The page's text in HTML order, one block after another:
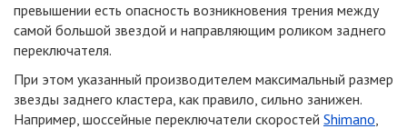
превышении есть опасность возникновения трения между
самой большой звездой и направляющим роликом заднего
переключателя.
При этом указанный производителем максимальный размер
звезды заднего кластера, как правило, сильно занижен.
Например, шоссейные переключатели скоростей Shimano,